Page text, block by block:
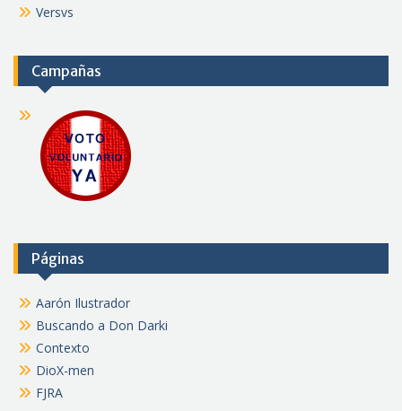
Versvs
Campañas
Páginas
Aarón Ilustrador
Buscando a Don Darki
Contexto
DioX-men
FJRA